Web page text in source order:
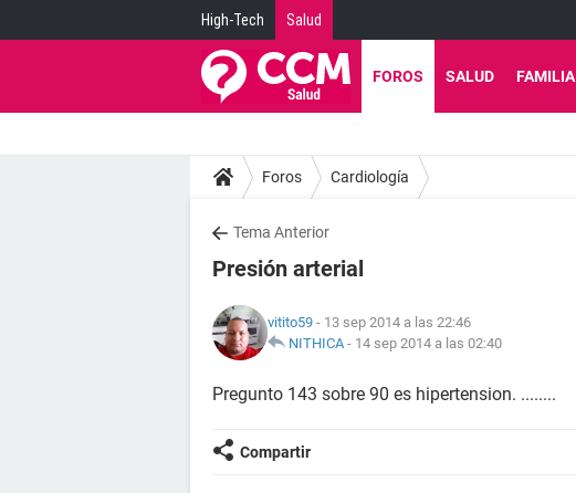
High-Tech Salud
FOROS SALUD FAMILIA
Foros Cardiología
Tema Anterior
Presión arterial
vitito59 - 13 sep 2014 a las 22:46
NITHICA- 14 sep 2014 a las 02:40
Pregunto 143 sobre 90 es hipertension. ........
Compartir